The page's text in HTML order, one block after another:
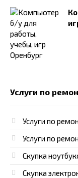
Услуги по
Услуги по
Услуги по
Скупка
Скупка